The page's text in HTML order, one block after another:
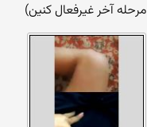
مرحله آخر غیرفعال کنین)